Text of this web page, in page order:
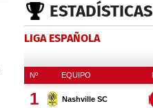
ESTADÍSTICAS
LIGA ESPAÑOLA